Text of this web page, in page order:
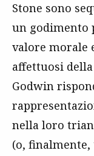
Stone sono
un godimento
valore morale
affettuosi
Godwin
nella loro
(o,